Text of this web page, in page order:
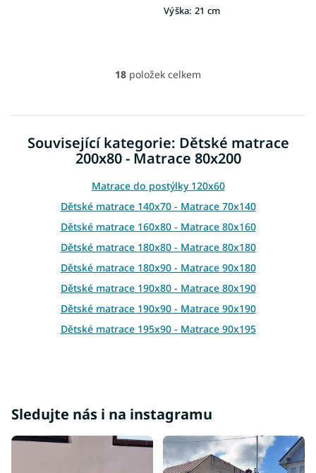
Výška: 21 cm
O
á
d
a
c
p
r
v
k
y
v
ý
p
i
s
18 položek celkem
Související kategorie: Dětské matrace
200x80 - Matrace 80x200
Matrace do postýlky 120x60
Dětské matrace 140x70 - Matrace 70x140
Dětské matrace 160x80 - Matrace 80x160
Dětské matrace 180x80 - Matrace 80x180
Dětské matrace 180x90 - Matrace 90x180
Dětské matrace 190x80 - Matrace 80x190
Dětské matrace 190x90 - Matrace 90x190
Dětské matrace 195x90 - Matrace 90x195
Dětské matrace 200x120 - Matrace 120x200
Sledujte nás i na instagramu